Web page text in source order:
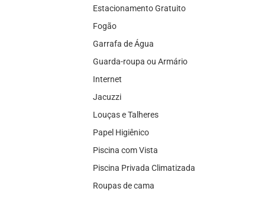
Estacionamento Gratuito
Fogão
Garrafa de Água
Guarda-roupa ou Armário
Internet
Jacuzzi
Louças e Talheres
Papel Higiênico
Piscina com Vista
Piscina Privada Climatizada
Roupas de cama